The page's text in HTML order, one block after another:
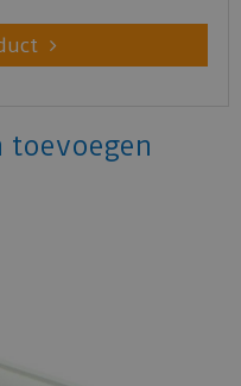
toevoegen